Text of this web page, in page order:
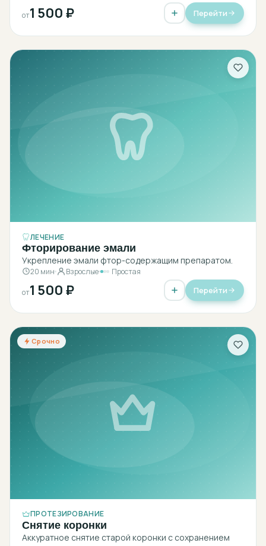
от1 500 ₽ Перейти
ЛЕЧЕНИЕ
Фторирование эмали
Укрепление эмали фтор-содержащим препаратом.
20 мин Взрослые Простая
от1 500 ₽ Перейти
Срочно
ПРОТЕЗИРОВАНИЕ
Снятие коронки
Аккуратное снятие старой коронки с сохранением